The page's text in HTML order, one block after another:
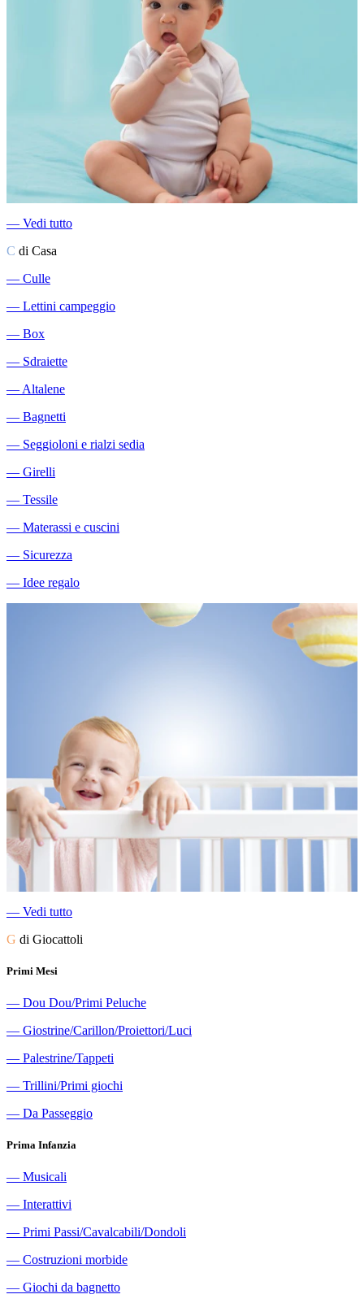
― Vedi tutto
C di Casa
― Culle
― Lettini campeggio
― Box
― Sdraiette
―Altalene
― Bagnetti
― Seggioloni e rialzi sedia
― Girelli
― Tessile
― Materassi e cuscini
― Sicurezza
― Idee regalo
― Vedi tutto
G di Giocattoli
Primi Mesi
― Dou Dou/Primi Peluche
― Giostrine/Carillon/Proiettori/Luci
― Palestrine/Tappeti
― Trillini/Primi giochi
― Da Passeggio
Prima Infanzia
― Musicali
― Interattivi
― Primi Passi/Cavalcabili/Dondoli
― Costruzioni morbide
― Giochi da bagnetto